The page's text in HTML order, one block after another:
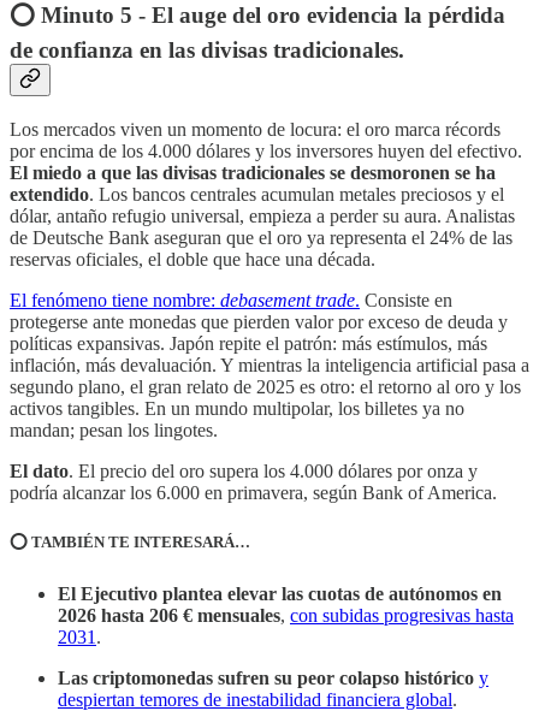
⭕️ Minuto 5 - El auge del oro evidencia la pérdida
de confianza en las divisas tradicionales.
Los mercados viven un momento de locura: el oro marca récords
por encima de los 4.000 dólares y los inversores huyen del efectivo.
El miedo a que las divisas tradicionales se desmoronen se ha
extendido. Los bancos centrales acumulan metales preciosos y el
dólar, antaño refugio universal, empieza a perder su aura. Analistas
de Deutsche Bank aseguran que el oro ya representa el 24% de las
reservas oficiales, el doble que hace una década.
El fenómeno tiene nombre: debasement trade. Consiste en
protegerse ante monedas que pierden valor por exceso de deuda y
políticas expansivas. Japón repite el patrón: más estímulos, más
inflación, más devaluación. Y mientras la inteligencia artificial pasa a
segundo plano, el gran relato de 2025 es otro: el retorno al oro y los
activos tangibles. En un mundo multipolar, los billetes ya no
mandan; pesan los lingotes.
El dato. El precio del oro supera los 4.000 dólares por onza y
podría alcanzar los 6.000 en primavera, según Bank of America.
⭕️ TAMBIÉN TE INTERESARÁ…
El Ejecutivo plantea elevar las cuotas de autónomos en
2026 hasta 206 € mensuales, con subidas progresivas hasta
2031 .
Las criptomonedas sufren su peor colapso histórico y
despiertan temores de inestabilidad financiera global.